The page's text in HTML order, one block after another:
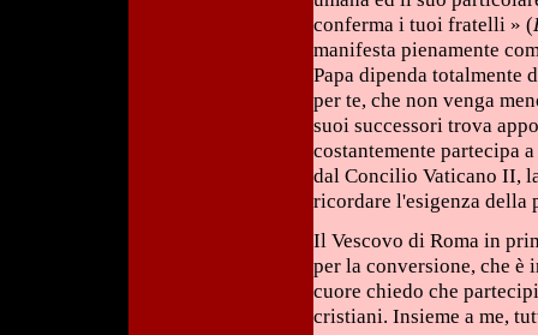
conferma i tuoi fratelli » (
manifesta pienamente
Papa dipenda totalmente
per te, che non venga
suoi successori trova
costantemente partecipa
dal Concilio Vaticano II,
ricordare l'esigenza della
Il Vescovo di Roma in
per la conversione, che
cuore chiedo che
cristiani. Insieme a me,